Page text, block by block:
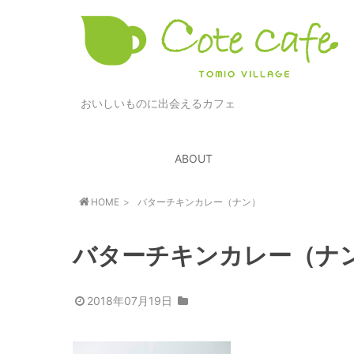
おいしいものに出会えるカフェ
ABOUT
HOME バターチキンカレー（ナン）
バターチキンカレー（ナ
2018年07月19日